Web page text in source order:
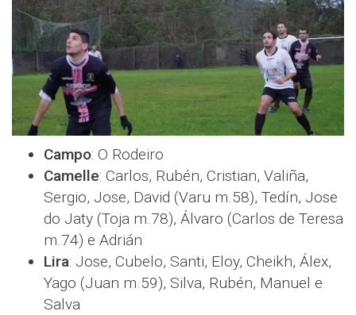
Campo: O Rodeiro
Camelle: Carlos, Rubén, Cristian, Valiña,
Sergio, Jose, David (Varu m.58), Tedín, Jose
do Jaty (Toja m.78), Álvaro (Carlos de Teresa
m.74) e Adrián
Lira: Jose, Cubelo, Santi, Eloy, Cheikh, Álex,
Yago (Juan m.59), Silva, Rubén, Manuel e
Salva